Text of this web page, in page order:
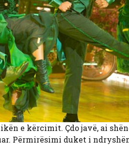
e kërcimit. Çdo javë, ai
Përmirësimi duket i